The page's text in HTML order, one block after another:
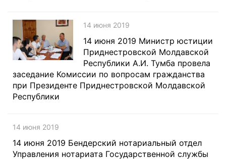
14 июня 2019
14 июня 2019 Министр юстиции
Приднестровской Молдавской
Республики А.И. Тумба провела
заседание Комиссии по вопросам гражданства
при Президенте Приднестровской Молдавской
Республики
14 июня 2019
14 июня 2019 Бендерский нотариальный отдел
Управления нотариата Государственной службы